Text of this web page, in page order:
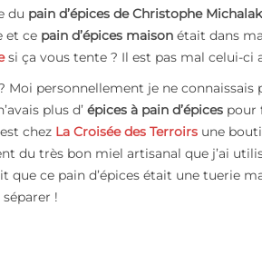
du pain d’épices de Christophe Michalak
et ce pain d’épices maison était dans
si ça vous tente ? Il est pas mal celui-ci
Moi personnellement je ne connaissais
plus d’ épices à pain d’épices pour
chez La Croisée des Terroirs une
du très bon miel artisanal que j’ai
que ce pain d’épices était une tuerie
!